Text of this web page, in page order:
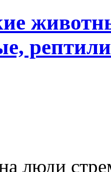
люди